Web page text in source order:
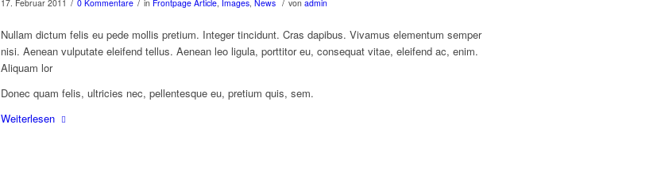
17. Februar 2011 0 Kommentare in Frontpage Article, Images, News von admin
Nullam dictum felis eu pede mollis pretium. Integer tincidunt. Cras dapibus. Vivamus elementum semper
nisi. Aenean vulputate eleifend tellus. Aenean leo ligula, porttitor eu, consequat vitae, eleifend ac, enim.
Aliquam lor
Donec quam felis, ultricies nec, pellentesque eu, pretium quis, sem.
Weiterlesen